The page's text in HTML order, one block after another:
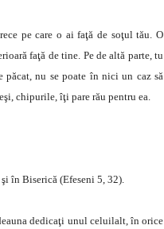
pe care o ai faţă de soţul tău. O
faţă de tine. Pe de altă parte, tu
păcat, nu se poate în nici un caz să
chipurile, îţi pare rău pentru ea.
în Biserică (Efeseni 5, 32).
dedicaţi unul celuilalt, în orice